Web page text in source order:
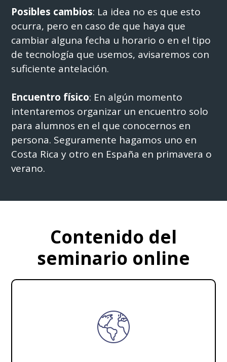
Posibles cambios: La idea no es que esto
ocurra, pero en caso de que haya que
cambiar alguna fecha u horario o en el tipo
de tecnología que usemos, avisaremos con
suficiente antelación.
Encuentro físico: En algún momento
intentaremos organizar un encuentro solo
para alumnos en el que conocernos en
persona. Seguramente hagamos uno en
Costa Rica y otro en España en primavera o
verano.
Contenido del
seminario online